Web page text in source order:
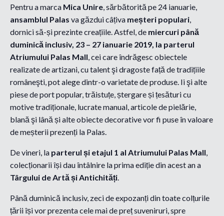
Pentru a marca Mica Unire, sărbătorită pe 24 ianuarie,
ansamblul Palas va găzdui câțiva meșteri populari,
dornici să-și prezinte creațiile. Astfel, de miercuri până
duminică inclusiv, 23 – 27 ianuarie 2019, la parterul
Atriumului Palas Mall, cei care îndrăgesc obiectele
realizate de artizani, cu talent şi dragoste față de tradițiile
româneşti, pot alege dintr-o varietate de produse. Ii şi alte
piese de port popular, trăistuțe, ștergare și țesături cu
motive tradiționale, lucrate manual, articole de pielărie,
blană şi lână și alte obiecte decorative vor fi puse în valoare
de meșterii prezenți la Palas.
De vineri, la parterul și etajul 1 al Atriumului Palas Mall,
colecționarii își dau întâlnire la prima ediție din acest an a
Târgului de Artă și Antichități.
Până duminică inclusiv, zeci de expozanți din toate colțurile
țării își vor prezenta cele mai de preț suveniruri, spre